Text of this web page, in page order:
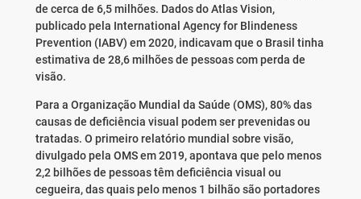
de cerca de 6,5 milhões. Dados do Atlas Vision,
publicado pela International Agency for Blindeness
Prevention (IABV) em 2020, indicavam que o Brasil tinha
estimativa de 28,6 milhões de pessoas com perda de
visão.
Para a Organização Mundial da Saúde (OMS), 80% das
causas de deficiência visual podem ser prevenidas ou
tratadas. O primeiro relatório mundial sobre visão,
divulgado pela OMS em 2019, apontava que pelo menos
2,2 bilhões de pessoas têm deficiência visual ou
cegueira, das quais pelo menos 1 bilhão são portadores